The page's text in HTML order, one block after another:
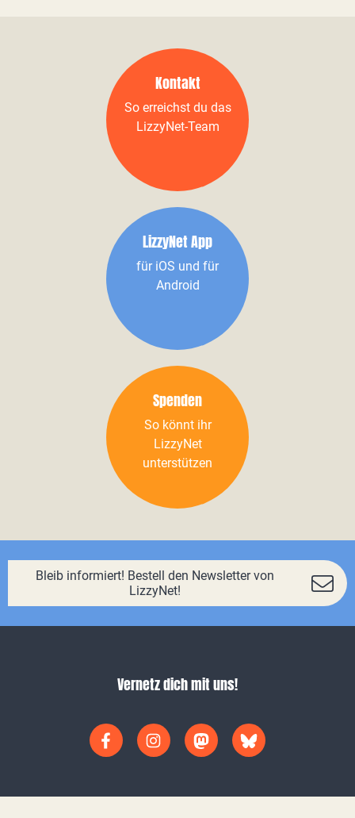
Kontakt
So erreichst du das
LizzyNet-Team
LizzyNet App
für iOS und für
Android
Spenden
So könnt ihr
LizzyNet
unterstützen
Bleib informiert! Bestell den Newsletter von
LizzyNet!
Vernetz dich mit uns!